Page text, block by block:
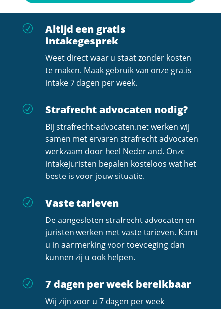
R
Altijd een gratis
intakegesprek
Weet direct waar u staat zonder kosten
te maken. Maak gebruik van onze gratis
intake 7 dagen per week.
R Strafrecht advocaten nodig?
Bij strafrecht-advocaten.net werken wij
samen met ervaren strafrecht advocaten
werkzaam door heel Nederland. Onze
intakejuristen bepalen kosteloos wat het
beste is voor jouw situatie.
R Vaste tarieven
De aangesloten strafrecht advocaten en
juristen werken met vaste tarieven. Komt
u in aanmerking voor toevoeging dan
kunnen zij u ook helpen.
R 7 dagen per week bereikbaar
Wij zijn voor u 7 dagen per week